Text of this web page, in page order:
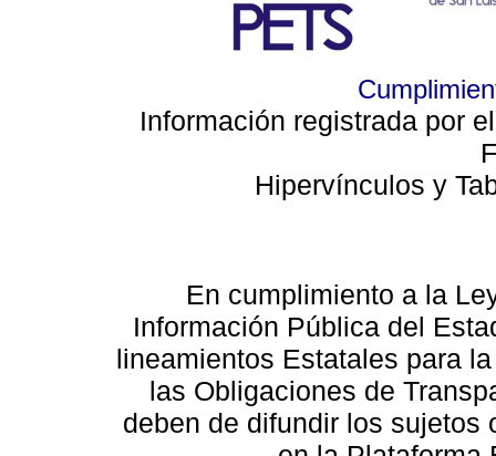
Información registrada por
Hipervínculos y
En cumplimiento a la
Información Pública del
lineamientos Estatales para
las Obligaciones de
deben de difundir los sujetos